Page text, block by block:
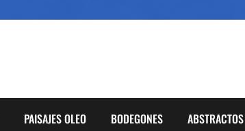
PAISAJES OLEO BODEGONES ABSTRACTOS